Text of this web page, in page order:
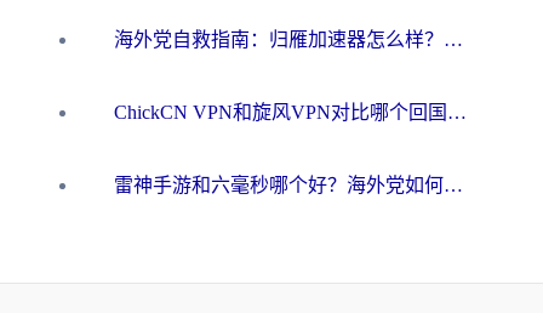
海外党自救指南：归雁加速器怎么样？教你避开坑实现国内资源无缝访问
ChickCN VPN和旋风VPN对比哪个回国效果更好？海外用户的选择困境与出路
雷神手游和六毫秒哪个好？海外党如何真正解锁国内资源